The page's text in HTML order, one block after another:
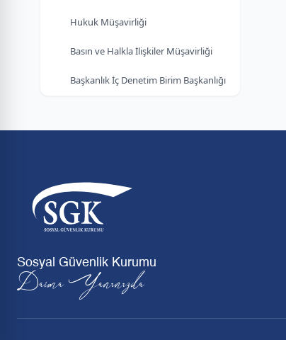
Hukuk Müşavirliği
Basın ve Halkla İlişkiler Müşavirliği
Başkanlık İç Denetim Birim Başkanlığı
Sosyal Güvenlik Kurumu
Daima Yanınızda